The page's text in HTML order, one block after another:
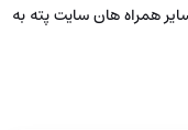
همراه هان سایت پته به